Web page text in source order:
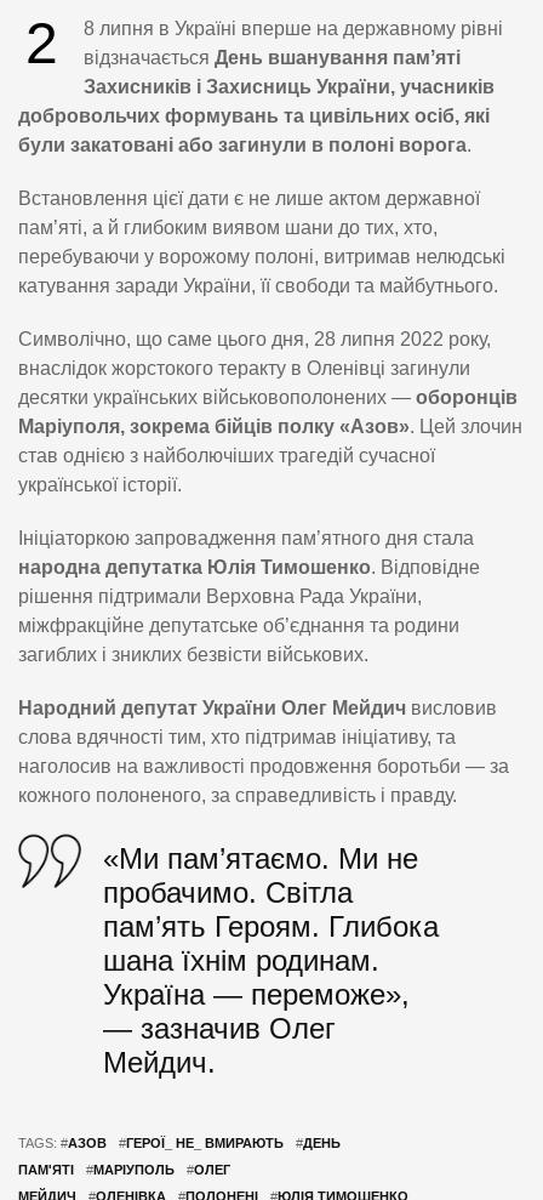
2
8 липня в Україні вперше на державному рівні
відзначається День вшанування памʼяті
Захисників і Захисниць України, учасників
добровольчих формувань та цивільних осіб, які
були закатовані або загинули в полоні ворога.
Встановлення цієї дати є не лише актом державної
пам’яті, а й глибоким виявом шани до тих, хто,
перебуваючи у ворожому полоні, витримав нелюдські
катування заради України, її свободи та майбутнього.
Символічно, що саме цього дня, 28 липня 2022 року,
внаслідок жорстокого теракту в Оленівці загинули
десятки українських військовополонених — оборонців
Маріуполя, зокрема бійців полку «Азов». Цей злочин
став однією з найболючіших трагедій сучасної
української історії.
Ініціаторкою запровадження пам’ятного дня стала
народна депутатка Юлія Тимошенко. Відповідне
рішення підтримали Верховна Рада України,
міжфракційне депутатське об’єднання та родини
загиблих і зниклих безвісти військових.
Народний депутат України Олег Мейдич висловив
слова вдячності тим, хто підтримав ініціативу, та
наголосив на важливості продовження боротьби — за
кожного полоненого, за справедливість і правду.
«Ми пам’ятаємо. Ми не
пробачимо. Світла
пам’ять Героям. Глибока
шана їхнім родинам.
Україна — переможе»,
— зазначив Олег
Мейдич.
TAGS: #АЗОВ #ГЕРОЇ_ НЕ_ ВМИРАЮТЬ #ДЕНЬ
ПАМ'ЯТІ
#МАРІУПОЛЬ #ОЛЕГ
МЕЙДИЧ
#ОЛЕНІВКА #ПОЛОНЕНІ #ЮЛІЯ ТИМОШЕНКО